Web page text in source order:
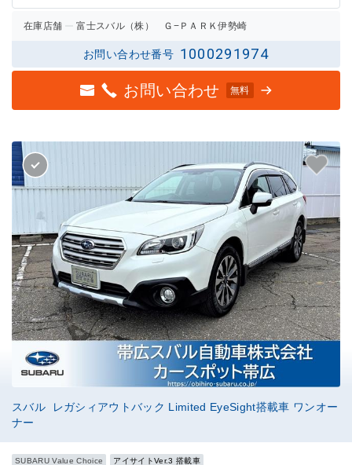
在庫店舗 富士スバル（株） Ｇ−ＰＡＲＫ伊勢崎
お問い合わせ番号 1000291974
お問い合わせ 無料
スバル レガシィアウトバック Limited EyeSight搭載車 ワンオー
ナー
SUBARU Value Choice アイサイトVer.3 搭載車